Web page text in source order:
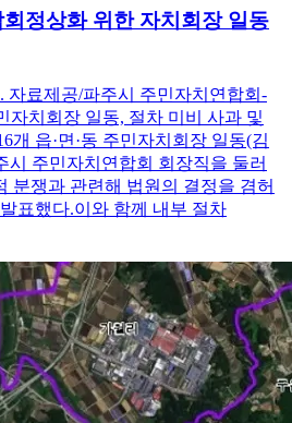
정상화 위한 자치회장 일동
자료제공/파주시 주민자치연합회-
자치회장 일동, 절차 미비 사과 및
개 읍·면·동 주민자치회장 일동(김
시 주민자치연합회 회장직을 둘러
분쟁과 관련해 법원의 결정을 겸허
표했다.이와 함께 내부 절차